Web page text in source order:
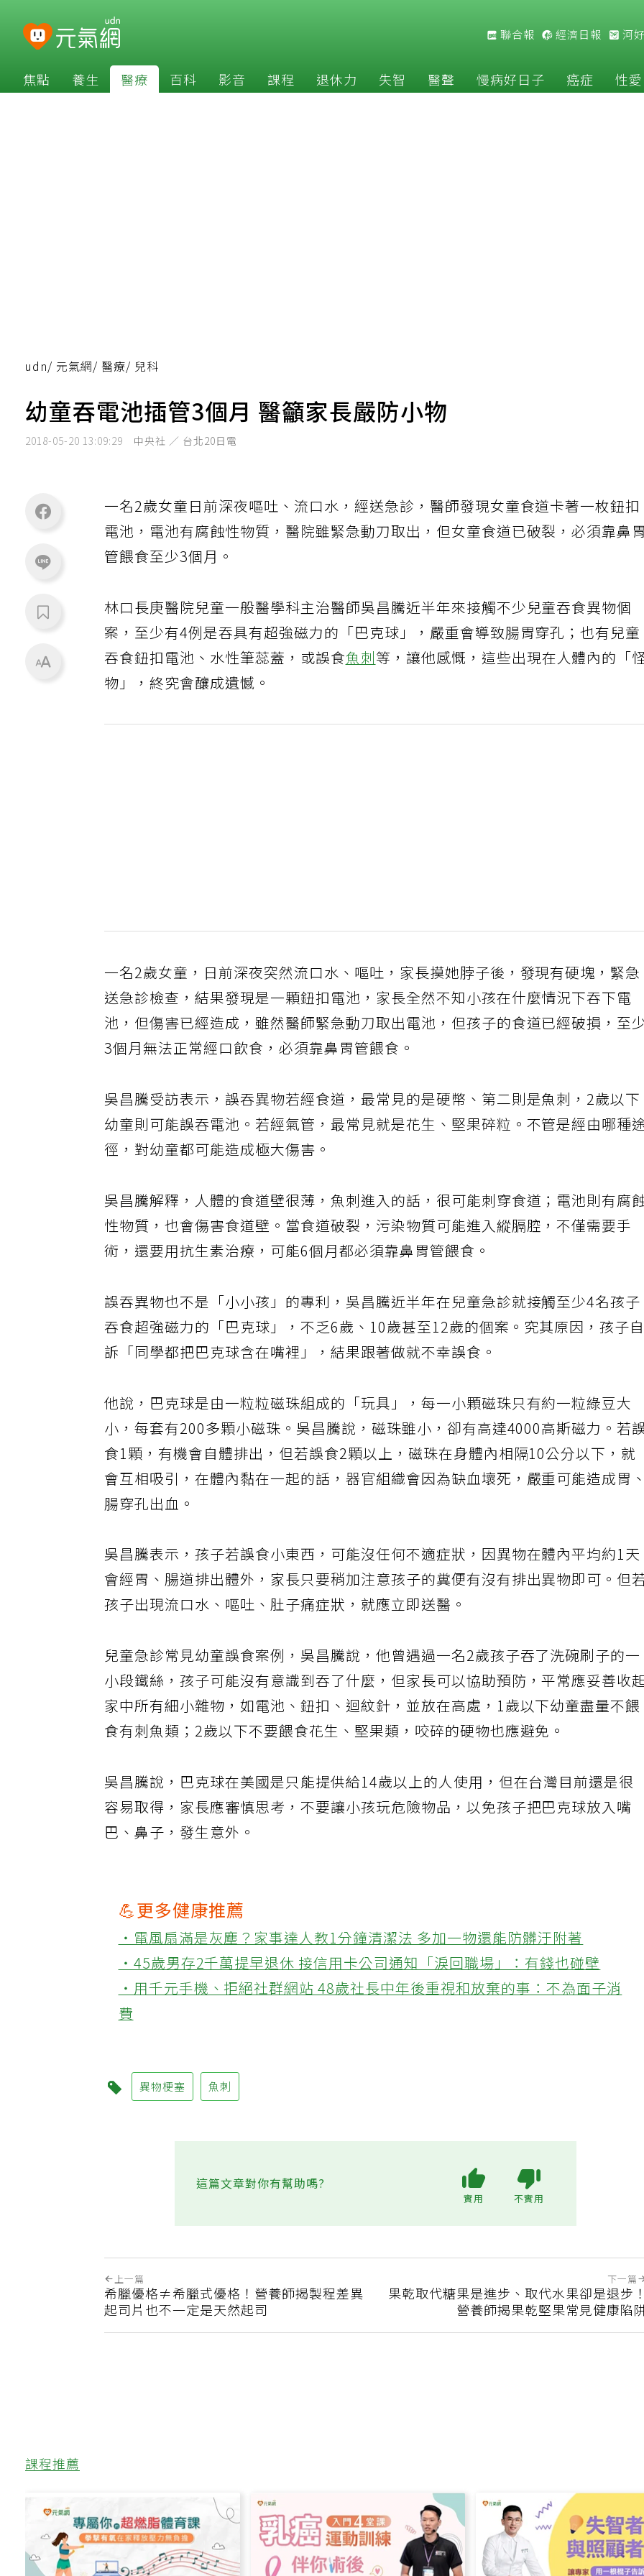
聯合報 經濟日報 河
焦點 養生 醫療 百科 影音 課程 退休力 失智 醫聲 慢病好日子 癌症 性愛
udn/ 元氣網/ 醫療/ 兒科
幼童吞電池插管3個月 醫籲家長嚴防小物
2018-05-20 13:09:29 中央社 ／ 台北20日電
一名2歲女童日前深夜嘔吐、流口水，經送急診，醫師發現女童食道卡著一枚鈕扣
電池，電池有腐蝕性物質，醫院雖緊急動刀取出，但女童食道已破裂，必須靠鼻
管餵食至少3個月。
林口長庚醫院兒童一般醫學科主治醫師吳昌騰近半年來接觸不少兒童吞食異物個
案，至少有4例是吞具有超強磁力的「巴克球」，嚴重會導致腸胃穿孔；也有兒童
吞食鈕扣電池、水性筆蕊蓋，或誤食魚刺等，讓他感慨，這些出現在人體內的「
物」，終究會釀成遺憾。
一名2歲女童，日前深夜突然流口水、嘔吐，家長摸她脖子後，發現有硬塊，緊急
送急診檢查，結果發現是一顆鈕扣電池，家長全然不知小孩在什麼情況下吞下電
池，但傷害已經造成，雖然醫師緊急動刀取出電池，但孩子的食道已經破損，至
3個月無法正常經口飲食，必須靠鼻胃管餵食。
吳昌騰受訪表示，誤吞異物若經食道，最常見的是硬幣、第二則是魚刺，2歲以下
幼童則可能誤吞電池。若經氣管，最常見就是花生、堅果碎粒。不管是經由哪種
徑，對幼童都可能造成極大傷害。
吳昌騰解釋，人體的食道壁很薄，魚刺進入的話，很可能刺穿食道；電池則有腐
性物質，也會傷害食道壁。當食道破裂，污染物質可能進入縱膈腔，不僅需要手
術，還要用抗生素治療，可能6個月都必須靠鼻胃管餵食。
誤吞異物也不是「小小孩」的專利，吳昌騰近半年在兒童急診就接觸至少4名孩子
吞食超強磁力的「巴克球」，不乏6歲、10歲甚至12歲的個案。究其原因，孩子
訴「同學都把巴克球含在嘴裡」，結果跟著做就不幸誤食。
他說，巴克球是由一粒粒磁珠組成的「玩具」，每一小顆磁珠只有約一粒綠豆大
小，每套有200多顆小磁珠。吳昌騰說，磁珠雖小，卻有高達4000高斯磁力。若
食1顆，有機會自體排出，但若誤食2顆以上，磁珠在身體內相隔10公分以下，就
會互相吸引，在體內黏在一起的話，器官組織會因為缺血壞死，嚴重可能造成胃
腸穿孔出血。
吳昌騰表示，孩子若誤食小東西，可能沒任何不適症狀，因異物在體內平均約1天
會經胃、腸道排出體外，家長只要稍加注意孩子的糞便有沒有排出異物即可。但
孩子出現流口水、嘔吐、肚子痛症狀，就應立即送醫。
兒童急診常見幼童誤食案例，吳昌騰說，他曾遇過一名2歲孩子吞了洗碗刷子的一
小段鐵絲，孩子可能沒有意識到吞了什麼，但家長可以協助預防，平常應妥善收
家中所有細小雜物，如電池、鈕扣、迴紋針，並放在高處，1歲以下幼童盡量不餵
食有刺魚類；2歲以下不要餵食花生、堅果類，咬碎的硬物也應避免。
吳昌騰說，巴克球在美國是只能提供給14歲以上的人使用，但在台灣目前還是很
容易取得，家長應審慎思考，不要讓小孩玩危險物品，以免孩子把巴克球放入嘴
巴、鼻子，發生意外。
💪更多健康推薦
‧電風扇滿是灰塵？家事達人教1分鐘清潔法 多加一物還能防髒汙附著
‧45歲男存2千萬提早退休 接信用卡公司通知「淚回職場」：有錢也碰壁
‧用千元手機、拒絕社群網站 48歲社長中年後重視和放棄的事：不為面子消
費
異物梗塞 魚刺
這篇文章對你有幫助嗎?
上一篇
希臘優格≠希臘式優格！營養師揭製程差異
起司片也不一定是天然起司
下一篇
果乾取代糖果是進步、取代水果卻是退步
營養師揭果乾堅果常見健康陷
課程推薦